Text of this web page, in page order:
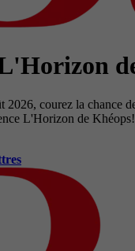
courez la chance
L'Horizon de Khéops!